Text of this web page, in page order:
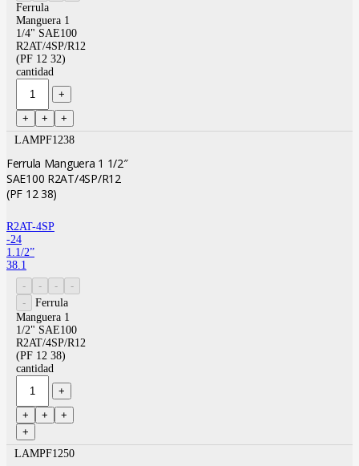
Ferrula
Manguera 1
1/4" SAE100
R2AT/4SP/R12
(PF 12 32)
cantidad
LAMPF1238
Ferrula Manguera 1 1/2″
SAE100 R2AT/4SP/R12
(PF 12 38)
R2AT-4SP
-24
1.1/2”
38.1
Ferrula
Manguera 1
1/2" SAE100
R2AT/4SP/R12
(PF 12 38)
cantidad
LAMPF1250